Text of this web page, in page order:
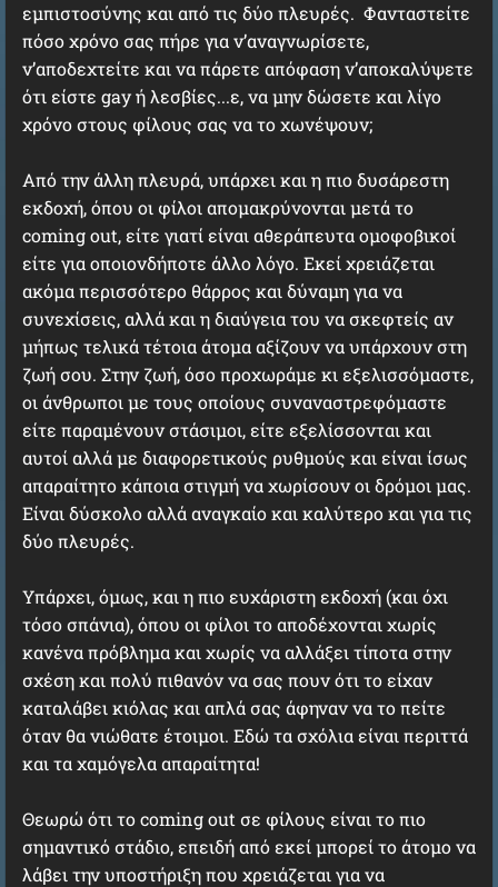
εμπιστοσύνης και από τις δύο πλευρές. Φανταστείτε
πόσο χρόνο σας πήρε για ν’αναγνωρίσετε,
ν’αποδεχτείτε και να πάρετε απόφαση ν’αποκαλύψετε
ότι είστε gay ή λεσβίες...ε, να μην δώσετε και λίγο
χρόνο στους φίλους σας να το χωνέψουν;
Από την άλλη πλευρά, υπάρχει και η πιο δυσάρεστη
εκδοχή, όπου οι φίλοι απομακρύνονται μετά το
coming out, είτε γιατί είναι αθεράπευτα ομοφοβικοί
είτε για οποιονδήποτε άλλο λόγο. Εκεί χρειάζεται
ακόμα περισσότερο θάρρος και δύναμη για να
συνεχίσεις, αλλά και η διαύγεια του να σκεφτείς αν
μήπως τελικά τέτοια άτομα αξίζουν να υπάρχουν στη
ζωή σου. Στην ζωή, όσο προχωράμε κι εξελισσόμαστε,
οι άνθρωποι με τους οποίους συναναστρεφόμαστε
είτε παραμένουν στάσιμοι, είτε εξελίσσονται και
αυτοί αλλά με διαφορετικούς ρυθμούς και είναι ίσως
απαραίτητο κάποια στιγμή να χωρίσουν οι δρόμοι μας.
Είναι δύσκολο αλλά αναγκαίο και καλύτερο και για τις
δύο πλευρές.
Υπάρχει, όμως, και η πιο ευχάριστη εκδοχή (και όχι
τόσο σπάνια), όπου οι φίλοι το αποδέχονται χωρίς
κανένα πρόβλημα και χωρίς να αλλάξει τίποτα στην
σχέση και πολύ πιθανόν να σας πουν ότι το είχαν
καταλάβει κιόλας και απλά σας άφηναν να το πείτε
όταν θα νιώθατε έτοιμοι. Εδώ τα σχόλια είναι περιττά
και τα χαμόγελα απαραίτητα!
Θεωρώ ότι το coming out σε φίλους είναι το πιο
σημαντικό στάδιο, επειδή από εκεί μπορεί το άτομο να
λάβει την υποστήριξη που χρειάζεται για να